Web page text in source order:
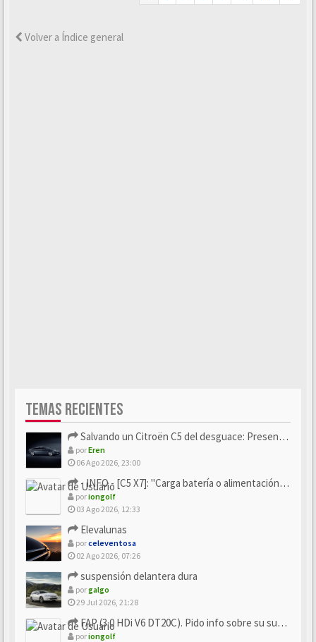
Volver a Índice general
TEMAS RECIENTES
Salvando un Citroën C5 del desguace: Presentación y seguimiento
porEren
06 Ago 2026, 23:00
- INFO - [C5 X7]: "Carga batería o alimentación eléctri...
poriongolf
03 Ago 2026, 12:33
Elevalunas
porceleventosa
02 Ago 2026, 07:26
suspensión delantera dura
porgalgo
29 Jul 2026, 21:28
FAP (3.0 HDi V6 DT20C). Pido info sobre su sustitución
poriongolf